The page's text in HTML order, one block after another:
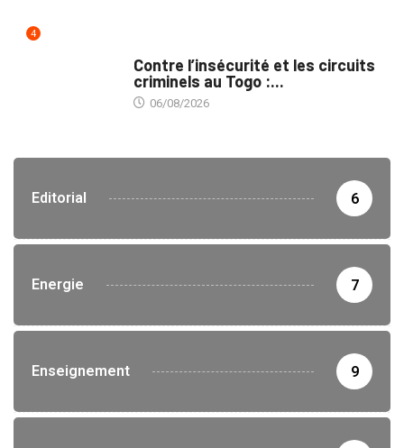
4
Contre l’insécurité et les circuits
criminels au Togo :...
06/08/2026
Editorial 6
Energie 7
Enseignement 9